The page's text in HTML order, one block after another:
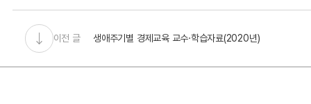
이전 글 생애주기별 경제교육 교수·학습자료(2020년)